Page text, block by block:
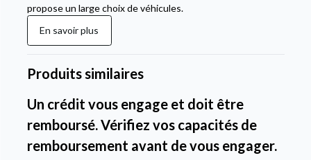
propose un large choix de véhicules.
En savoir plus
Produits similaires
Un crédit vous engage et doit être
remboursé. Vérifiez vos capacités de
remboursement avant de vous engager.